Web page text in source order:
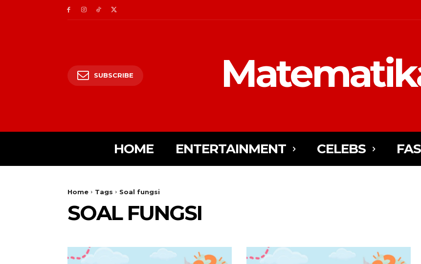
SUBSCRIBE
HOME ENTERTAINMENT CELEBS
Home Tags Soal fungsi
SOAL FUNGSI